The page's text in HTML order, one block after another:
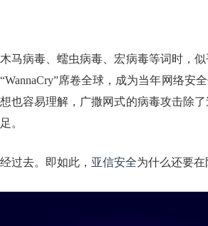
马病毒、蠕虫病毒、宏病毒等词时，
席卷全球，成为当年网络安
也容易理解，广撒网式的病毒攻击除
。
过去。即如此， 亚信安全为什么还要在